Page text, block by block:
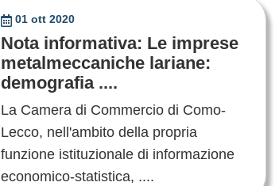
01 ott 2020
Nota informativa: Le imprese
metalmeccaniche lariane:
demografia ....
La Camera di Commercio di Como-
Lecco, nell'ambito della propria
funzione istituzionale di informazione
economico-statistica, ....